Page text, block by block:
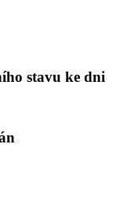
stavu ke dni